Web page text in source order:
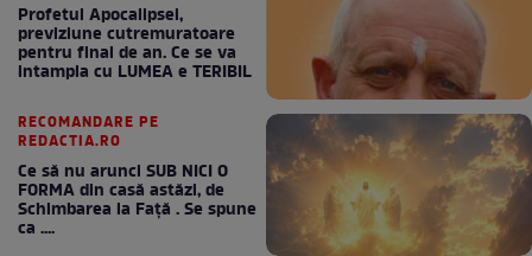
Profetul Apocalipsei,
previziune cutremuratoare
pentru final de an. Ce se va
intampla cu LUMEA e TERIBIL
RECOMANDARE PE
REDACTIA.RO
Ce să nu arunci SUB NICI O
FORMA din casă astăzi, de
Schimbarea la Față . Se spune
ca ....